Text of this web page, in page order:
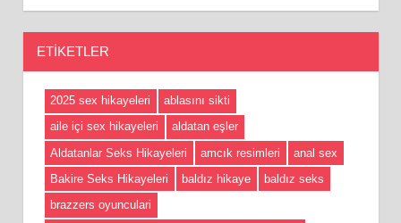
ETIKETLER
2025 sex hikayeleri
ablasını sikti
aile içi sex hikayeleri
aldatan eşler
Aldatanlar Seks Hikayeleri
amcık resimleri
anal sex
Bakire Seks Hikayeleri
baldız hikaye
baldız seks
brazzers oyunculari